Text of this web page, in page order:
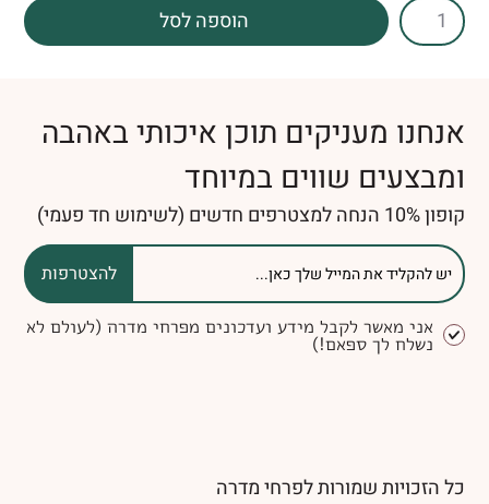
הוספה לסל
כל הזכויות שמורות לפרחי מדרה
להצטרפות
אני מאשר לקבל מידע ועדכונים מפרחי מדרה (לעולם לא
נשלח לך ספאם!)
אנחנו מעניקים תוכן איכותי באהבה
ומבצעים שווים במיוחד
קופון 10% הנחה למצטרפים חדשים (לשימוש חד פעמי)